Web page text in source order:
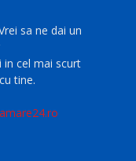
sa ne dai un
in cel mai scurt
tine.